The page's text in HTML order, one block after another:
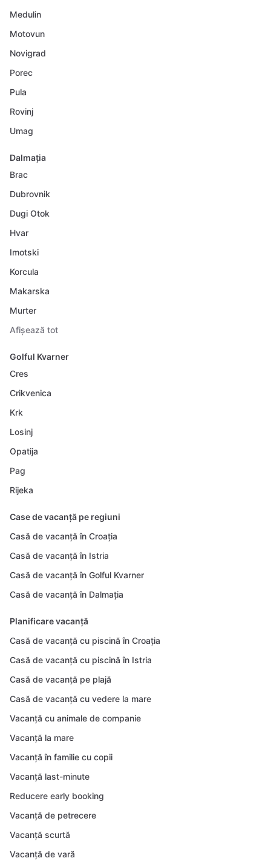
Medulin
Motovun
Novigrad
Porec
Pula
Rovinj
Umag
Dalmația
Brac
Dubrovnik
Dugi Otok
Hvar
Imotski
Korcula
Makarska
Murter
Afișează tot
Golful Kvarner
Cres
Crikvenica
Krk
Losinj
Opatija
Pag
Rijeka
Case de vacanță pe regiuni
Casă de vacanță în Croația
Casă de vacanță în Istria
Casă de vacanță în Golful Kvarner
Casă de vacanță în Dalmația
Planificare vacanță
Casă de vacanță cu piscină în Croația
Casă de vacanță cu piscină în Istria
Casă de vacanță pe plajă
Casă de vacanță cu vedere la mare
Vacanță cu animale de companie
Vacanță la mare
Vacanță în familie cu copii
Vacanță last-minute
Reducere early booking
Vacanță de petrecere
Vacanță scurtă
Vacanță de vară